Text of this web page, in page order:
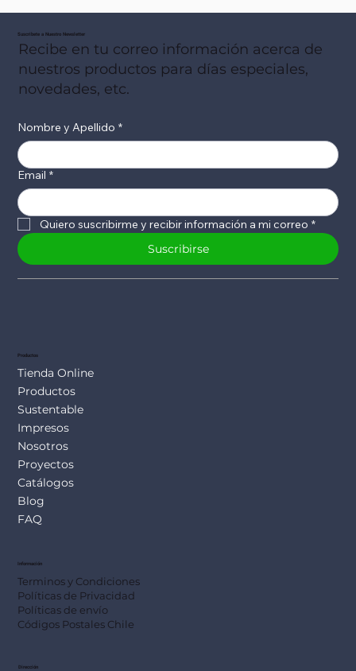
Suscribete a Nuestro Newsletter
Recibe en tu correo información acerca de
nuestros productos para días especiales,
novedades, etc.
Nombre y Apellido *
Email *
Quiero suscribirme y recibir información a mi correo *
Suscribirse
Productos
Tienda Online
Productos
Sustentable
Impresos
Nosotros
Proyectos
Catálogos
Blog
FAQ
Información
Terminos y Condiciones
Políticas de Privacidad
Políticas de envío
Códigos Postales Chile
Dirección